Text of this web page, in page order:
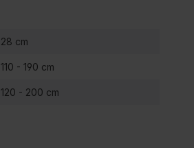
28 cm
110 - 190 cm
120 - 200 cm